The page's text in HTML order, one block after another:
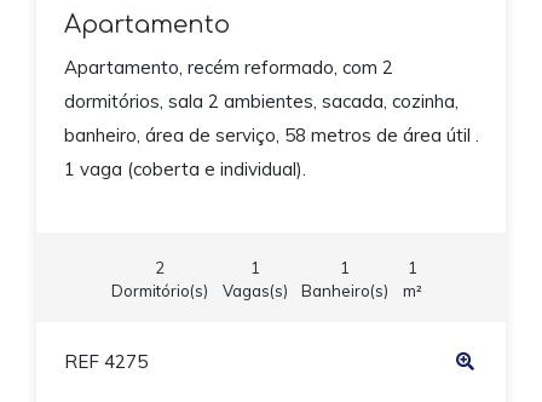
Apartamento
Apartamento, recém reformado, com 2
dormitórios, sala 2 ambientes, sacada, cozinha,
banheiro, área de serviço, 58 metros de área útil .
1 vaga (coberta e individual).
2
Dormitório(s)
1
Vagas(s)
1
Banheiro(s)
1
m²
REF 4275